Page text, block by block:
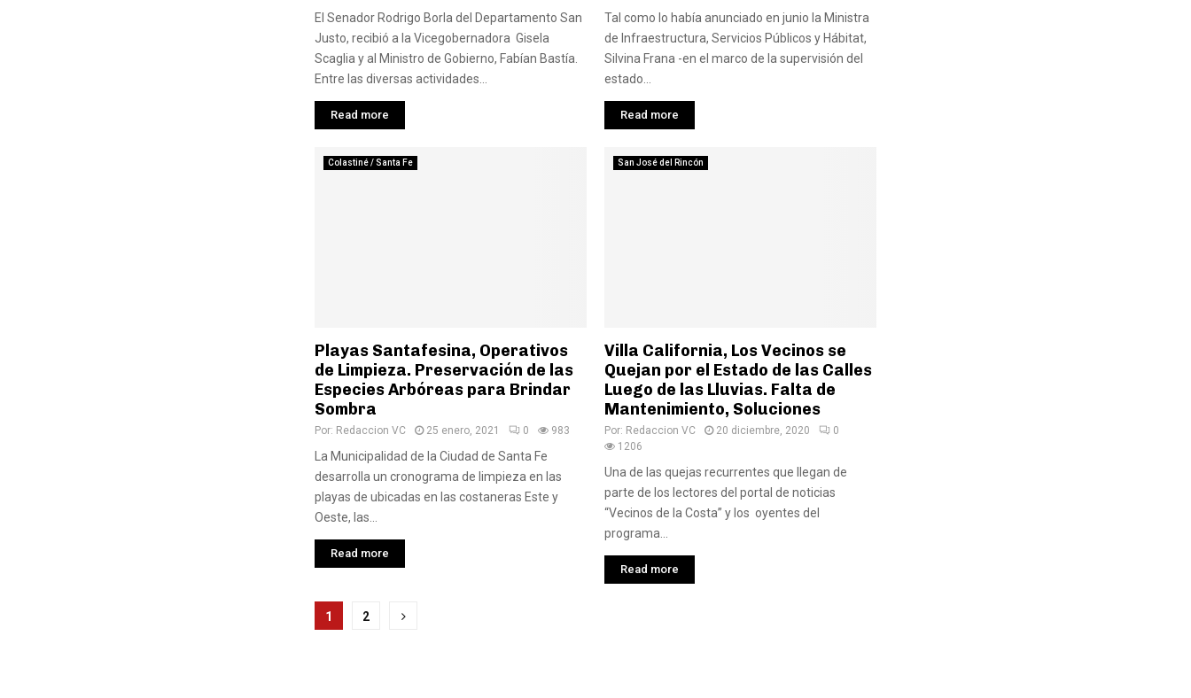
El Senador Rodrigo Borla del Departamento San
Justo, recibió a la Vicegobernadora Gisela
Scaglia y al Ministro de Gobierno, Fabían Bastía.
Entre las diversas actividades...
Read more
Tal como lo había anunciado en junio la Ministra
de Infraestructura, Servicios Públicos y Hábitat,
Silvina Frana -en el marco de la supervisión del
estado...
Read more
Colastiné / Santa Fe
Playas Santafesina, Operativos
de Limpieza. Preservación de las
Especies Arbóreas para Brindar
Sombra
Por: Redaccion VC 25 enero, 2021 0 983
La Municipalidad de la Ciudad de Santa Fe
desarrolla un cronograma de limpieza en las
playas de ubicadas en las costaneras Este y
Oeste, las...
Read more
San José del Rincón
Villa California, Los Vecinos se
Quejan por el Estado de las Calles
Luego de las Lluvias. Falta de
Mantenimiento, Soluciones
Por: Redaccion VC 20 diciembre, 2020
0
1206
Una de las quejas recurrentes que llegan de
parte de los lectores del portal de noticias
“Vecinos de la Costa” y los oyentes del
programa...
Read more
Paginación
1 2